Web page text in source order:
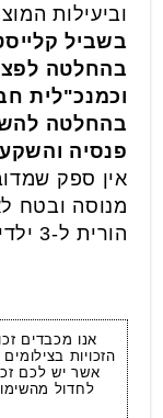
וביעילות
בשביל
בהחלטה
בהחלטה
פנסיה
אין ספק
מנוסה ובטח
הורית ל-3 ילדים.
אנו מכבדים
הזכויות
אשר יש לכם
לחדול